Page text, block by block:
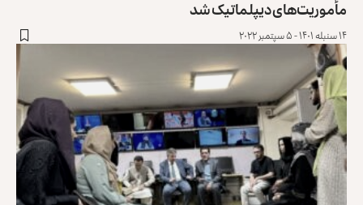
مأموریت‌های دیپلماتیک شد
۱۴ سنبله ۱۴۰۱ - ۵ سپتمبر ۲۰۲۲